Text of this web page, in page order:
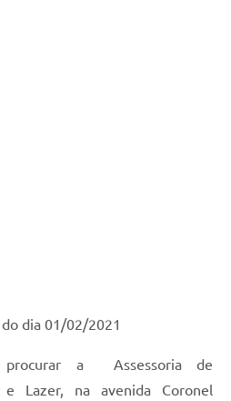
dia 01/02/2021
procurar a Assessoria de
Lazer, na avenida Coronel